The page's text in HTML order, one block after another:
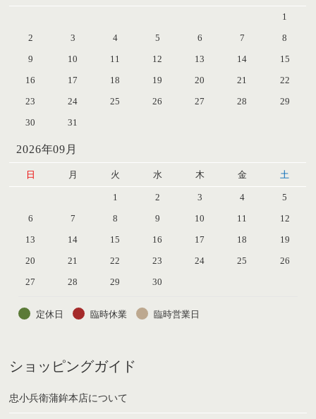
1
2
3 4 5 6 7
8
9
10 11 12 13 14
15
16
17 18 19 20 21
22
23
24 25 26 27 28
29
30
31
2026年09月
日 月 火 水 木 金 土
1 2 3 4
5
6
7 8 9 10 11
12
13
14 15 16 17 18
19
20
21 22 23 24 25
26
27
28 29 30
定休日 臨時休業 臨時営業日
ショッピングガイド
忠小兵衛蒲鉾本店について